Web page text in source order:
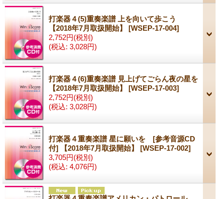
打楽器４(5)重奏楽譜 上を向いて歩こう
【2018年7月取扱開始】 [WSEP-17-004]
2,752円(税別)
(税込: 3,028円)
打楽器４(6)重奏楽譜 見上げてごらん夜の星を
【2018年7月取扱開始】 [WSEP-17-003]
2,752円(税別)
(税込: 3,028円)
打楽器４重奏楽譜 星に願いを [参考音源CD
付] 【2018年7月取扱開始】 [WSEP-17-002]
3,705円(税別)
(税込: 4,076円)